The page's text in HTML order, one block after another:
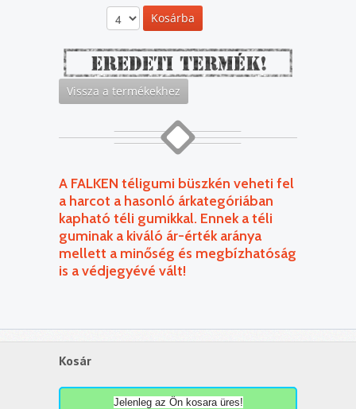
A FALKEN téligumi büszkén veheti fel
a harcot a hasonló árkategóriában
kapható téli gumikkal. Ennek a téli
guminak a kiváló ár-érték aránya
mellett a minőség és megbízhatóság
is a védjegyévé vált!
Kosár
Jelenleg az Ön kosara üres!